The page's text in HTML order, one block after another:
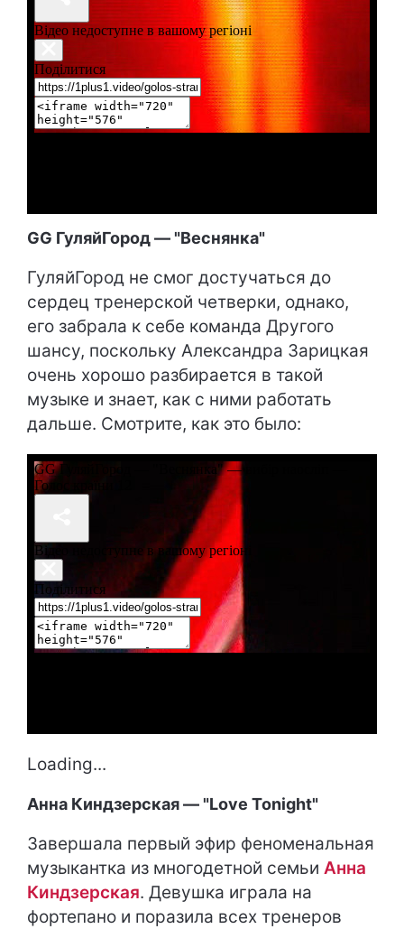
GG ГуляйГород — "Веснянка"
ГуляйГород не смог достучаться до
сердец тренерской четверки, однако,
его забрала к себе команда Другого
шансу, поскольку Александра Зарицкая
очень хорошо разбирается в такой
музыке и знает, как с ними работать
дальше. Смотрите, как это было:
Loading...
Анна Киндзерская — "Love Tonight"
Завершала первый эфир феноменальная
музыкантка из многодетной семьи Анна
Киндзерская. Девушка играла на
фортепано и поразила всех тренеров